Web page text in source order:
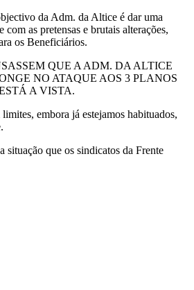
da Adm. da Altice é dar uma
as pretensas e brutais alterações,
os Beneficiários.
QUE A ADM. DA ALTICE
NO ATAQUE AOS 3 PLANOS
A VISTA.
embora já estejamos habituados,
situação que os sindicatos da Frente